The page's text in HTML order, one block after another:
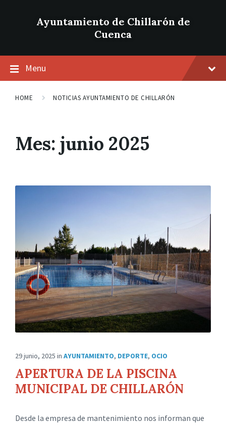
Ayuntamiento de Chillarón de
Cuenca
Menu
HOME NOTICIAS AYUNTAMIENTO DE CHILLARÓN
Mes: junio 2025
29 junio, 2025 in AYUNTAMIENTO, DEPORTE, OCIO
APERTURA DE LA PISCINA
MUNICIPAL DE CHILLARÓN
Desde la empresa de mantenimiento nos informan que